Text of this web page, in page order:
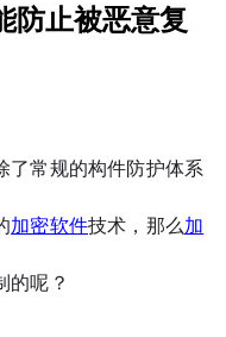
防止被恶意复
了常规的构件防护体系
加密软件技术，那么加
的呢？